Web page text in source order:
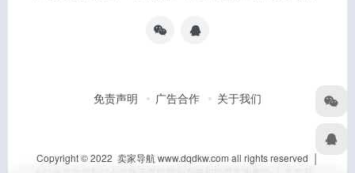
免责声明 广告合作 关于我们
Copyright © 2022 卖家导航 www.dqdkw.com all rights reserved │